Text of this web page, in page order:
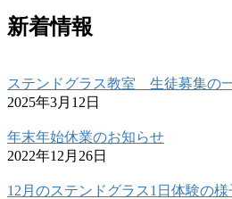
新着情報
ステンドグラス教室 生徒募集の
2025年3月12日
年末年始休業のお知らせ
2022年12月26日
12月のステンドグラス1日体験の様